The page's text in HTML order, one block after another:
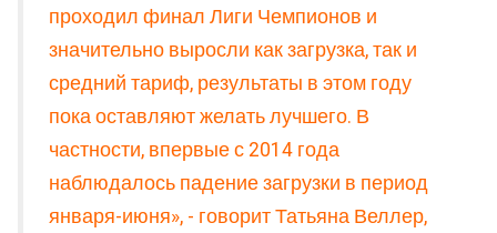
проходил финал Лиги Чемпионов и
значительно выросли как загрузка, так и
средний тариф, результаты в этом году
пока оставляют желать лучшего. В
частности, впервые с 2014 года
наблюдалось падение загрузки в период
января-июня», - говорит Татьяна Веллер,